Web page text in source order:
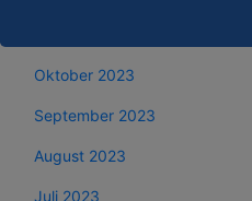
Oktober 2023
September 2023
August 2023
Juli 2023